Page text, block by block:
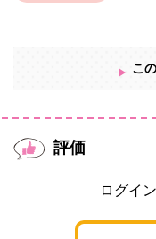
こ
評価
ログイ